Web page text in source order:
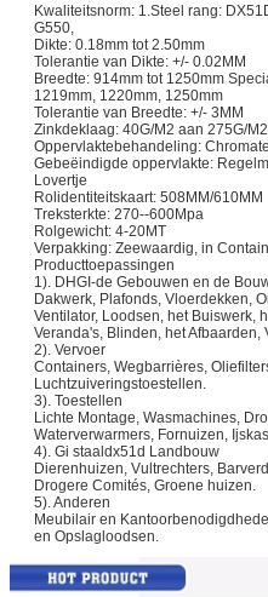
Kwaliteitsnorm: 1.Steel rang:
G550,
Dikte: 0.18mm tot 2.50mm
Tolerantie van Dikte: +/- 0.02MM
Breedte: 914mm tot 1250mm
1219mm, 1220mm, 1250mm
Tolerantie van Breedte: +/- 3MM
Zinkdeklaag: 40G/M2 aan 275G/M2
Oppervlaktebehandeling:
Gebeëindigde oppervlakte:
Lovertje
Rolidentiteitskaart: 508MM/610MM
Treksterkte: 270--600Mpa
Rolgewicht: 4-20MT
Verpakking: Zeewaardig, in
Producttoepassingen
1). DHGI-de Gebouwen en de
Dakwerk, Plafonds, Vloerdekken,
Ventilator, Loodsen, het Buiswerk,
Veranda's, Blinden, het Afbaarden,
2). Vervoer
Containers, Wegbarrières,
Luchtzuiveringstoestellen.
3). Toestellen
Lichte Montage, Wasmachines,
Waterverwarmers, Fornuizen,
4). Gi staaldx51d Landbouw
Dierenhuizen, Vultrechters,
Drogere Comités, Groene huizen.
5). Anderen
Meubilair en
en Opslagloodsen.